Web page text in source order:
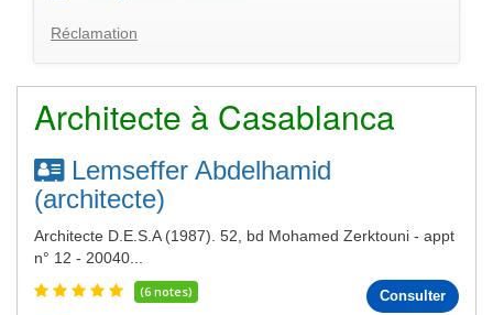
Réclamation
Architecte à Casablanca
Lemseffer Abdelhamid
(architecte)
Architecte D.E.S.A (1987). 52, bd Mohamed Zerktouni - appt
n° 12 - 20040...
(6 notes) Consulter